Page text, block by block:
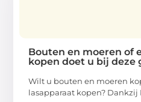
Bouten en moeren of
kopen doet u bij deze
Wilt u bouten en moeren
lasapparaat kopen? Dankzij